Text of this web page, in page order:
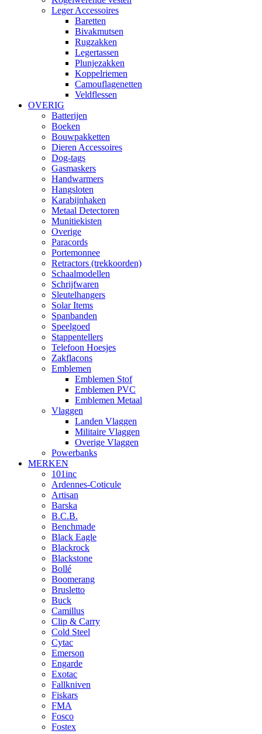
Leger Accessoires
Baretten
Bivakmutsen
Rugzakken
Legertassen
Plunjezakken
Koppelriemen
Camouflagenetten
Veldflessen
OVERIG
Batterijen
Boeken
Bouwpakketten
Dieren Accessoires
Dog-tags
Gasmaskers
Handwarmers
Hangsloten
Karabijnhaken
Metaal Detectoren
Munitiekisten
Overige
Paracords
Portemonnee
Retractors (trekkoorden)
Schaalmodellen
Schrijfwaren
Sleutelhangers
Solar Items
Spanbanden
Speelgoed
Stappentellers
Telefoon Hoesjes
Zakflacons
Emblemen
Emblemen Stof
Emblemen PVC
Emblemen Metaal
Vlaggen
Landen Vlaggen
Militaire Vlaggen
Overige Vlaggen
Powerbanks
MERKEN
101inc
Ardennes-Coticule
Artisan
Barska
B.C.B.
Benchmade
Black Eagle
Blackrock
Blackstone
Bollé
Boomerang
Brusletto
Buck
Camillus
Clip & Carry
Cold Steel
Cytac
Emerson
Engarde
Exotac
Fallkniven
Fiskars
FMA
Fosco
Fostex